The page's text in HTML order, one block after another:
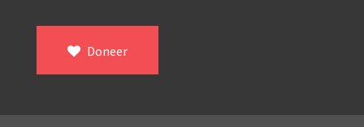
Winkel, statief BTC (1955-1957)
Doneer